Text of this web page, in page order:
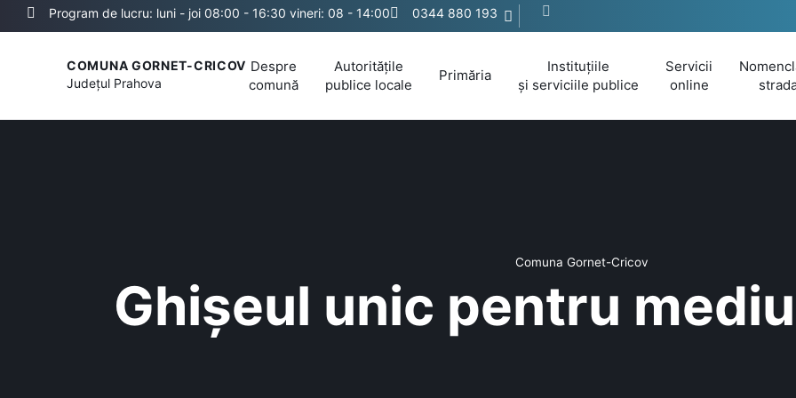
Program de lucru: luni - joi 08:00 - 16:30 vineri: 08 - 14:00 0344 880 193
COMUNA GORNET-CRICOV
Județul Prahova
Despre
comună
Autoritățile
publice locale
Primăria
Instituțiile
și serviciile publice
Servicii
online
Comuna Gornet-Cricov
Ghișeul unic pentru